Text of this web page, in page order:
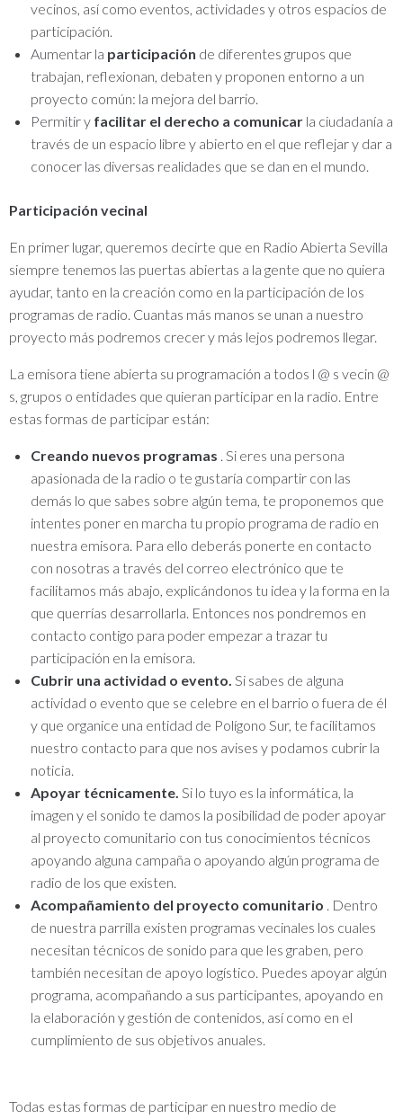
vecinos, así como eventos, actividades y otros espacios de
participación.
Aumentar la participación de diferentes grupos que
trabajan, reflexionan, debaten y proponen entorno a un
proyecto común: la mejora del barrio.
Permitir y facilitar el derecho a comunicar la ciudadanía a
través de un espacio libre y abierto en el que reflejar y dar a
conocer las diversas realidades que se dan en el mundo.
Participación vecinal
En primer lugar, queremos decirte que en Radio Abierta Sevilla
siempre tenemos las puertas abiertas a la gente que no quiera
ayudar, tanto en la creación como en la participación de los
programas de radio. Cuantas más manos se unan a nuestro
proyecto más podremos crecer y más lejos podremos llegar.
La emisora ​​tiene abierta su programación a todos l @ s vecin @
s, grupos o entidades que quieran participar en la radio. Entre
estas formas de participar están:
Creando nuevos programas . Si eres una persona
apasionada de la radio o te gustaría compartir con las
demás lo que sabes sobre algún tema, te proponemos que
intentes poner en marcha tu propio programa de radio en
nuestra emisora. Para ello deberás ponerte en contacto
con nosotras a través del correo electrónico que te
facilitamos más abajo, explicándonos tu idea y la forma en la
que querrías desarrollarla. Entonces nos pondremos en
contacto contigo para poder empezar a trazar tu
participación en la emisora.
Cubrir una actividad o evento. Si sabes de alguna
actividad o evento que se celebre en el barrio o fuera de él
y que organice una entidad de Polígono Sur, te facilitamos
nuestro contacto para que nos avises y podamos cubrir la
noticia.
Apoyar técnicamente. Si lo tuyo es la informática, la
imagen y el sonido te damos la posibilidad de poder apoyar
al proyecto comunitario con tus conocimientos técnicos
apoyando alguna campaña o apoyando algún programa de
radio de los que existen.
Acompañamiento del proyecto comunitario . Dentro
de nuestra parrilla existen programas vecinales los cuales
necesitan técnicos de sonido para que les graben, pero
también necesitan de apoyo logístico. Puedes apoyar algún
programa, acompañando a sus participantes, apoyando en
la elaboración y gestión de contenidos, así como en el
cumplimiento de sus objetivos anuales.
Todas estas formas de participar en nuestro medio de